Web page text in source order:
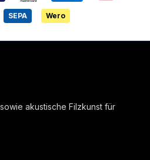
SEPA Wero
akustische Filzkunst für